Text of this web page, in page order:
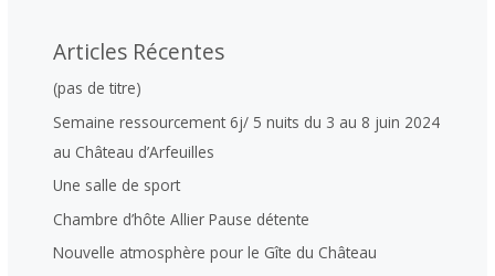
Articles Récentes
(pas de titre)
Semaine ressourcement 6j/ 5 nuits du 3 au 8 juin 2024
au Château d’Arfeuilles
Une salle de sport
Chambre d’hôte Allier Pause détente
Nouvelle atmosphère pour le Gîte du Château